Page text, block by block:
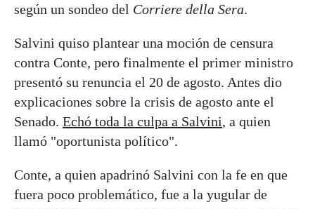
según un sondeo del Corriere della Sera.
Salvini quiso plantear una moción de censura
contra Conte, pero finalmente el primer ministro
presentó su renuncia el 20 de agosto. Antes dio
explicaciones sobre la crisis de agosto ante el
Senado. Echó toda la culpa a Salvini, a quien
llamó "oportunista político".
Conte, a quien apadrinó Salvini con la fe en que
fuera poco problemático, fue a la yugular de